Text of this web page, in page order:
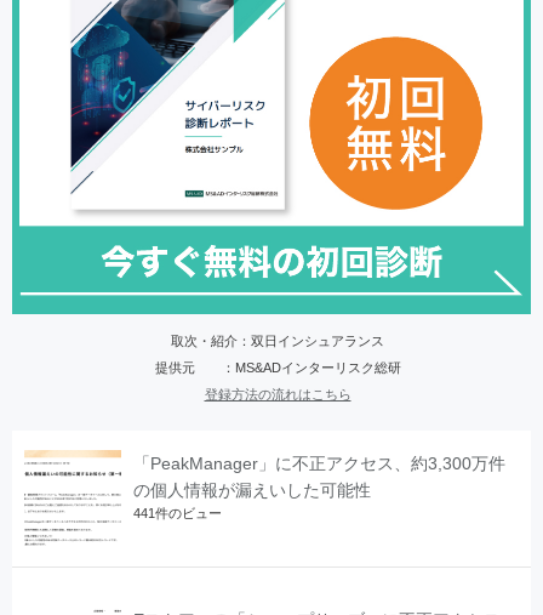
取次・紹介：双日インシュアランス
提供元 ：MS&ADインターリスク総研
登録方法の流れはこちら
「PeakManager」に不正アクセス、約3,300万件
の個人情報が漏えいした可能性
441件のビュー